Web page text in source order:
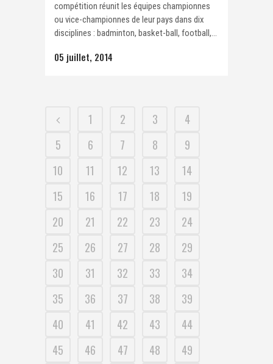
compétition réunit les équipes championnes
ou vice-championnes de leur pays dans dix
disciplines : badminton, basket-ball, football,...
05 juillet, 2014
1 2 3
4
5
6 7 8
9
10
11 12 13
14
15
16 17 18
19
20
21 22 23
24
25
26 27 28
29
30
31 32 33
34
35
36 37 38
39
40
41 42 43
44
45
46 47 48
49